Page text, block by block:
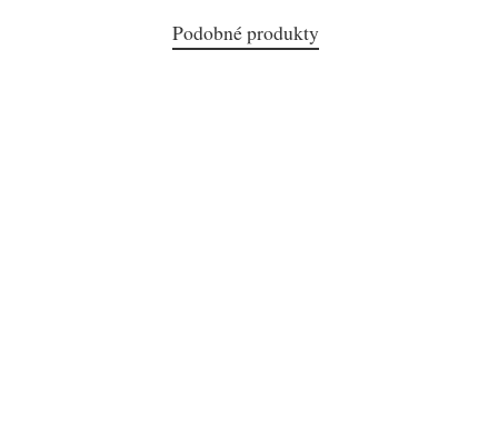
Podobné produkty